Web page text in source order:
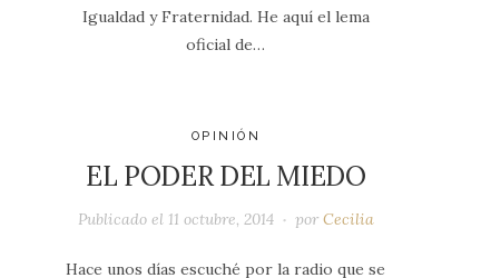
Igualdad y Fraternidad. He aquí el lema
oficial de…
OPINIÓN
EL PODER DEL MIEDO
Publicado el 11 octubre, 2014 por Cecilia
Hace unos días escuché por la radio que se